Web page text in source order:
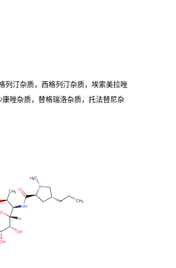
列汀杂质，西格列汀杂质，埃索美拉唑
唑杂质，替格瑞洛杂质，托法替尼杂